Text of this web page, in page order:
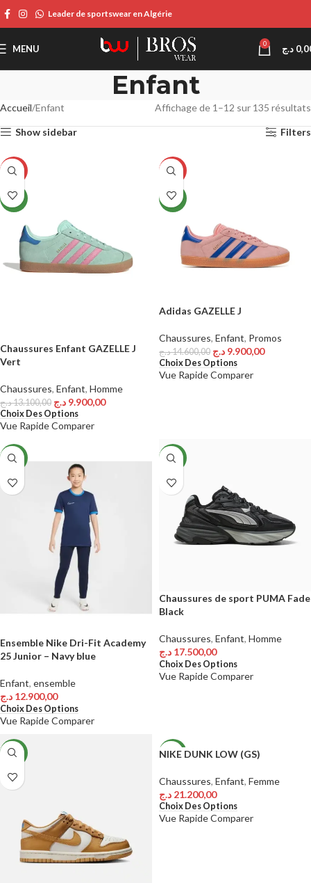
Leader de sportswear en Algérie
MENU 0 د.ج
Enfant
Accueil Enfant Affichage de 1–12 sur 135 résultats
Show sidebar Filters
-24%
NEW
Chaussures Enfant GAZELLE J
Vert
Chaussures, Enfant, Homme
13.100,00د.ج 9.900,00 د.ج
Choix Des Options
Vue RapideComparer
-32%
NEW
Adidas GAZELLE J
Chaussures, Enfant, Promos
14.600,00د.ج 9.900,00 د.ج
Choix Des Options
Vue RapideComparer
NEW
Ensemble Nike Dri-Fit Academy
25 Junior – Navy blue
Enfant, ensemble
12.900,00 د.ج
Choix Des Options
Vue RapideComparer
NEW
Chaussures de sport PUMA Fade
Black
Chaussures, Enfant, Homme
17.500,00 د.ج
Choix Des Options
Vue RapideComparer
NEW NEW
NIKE DUNK LOW (GS)
Chaussures, Enfant, Femme
21.200,00 د.ج
Choix Des Options
Vue RapideComparer